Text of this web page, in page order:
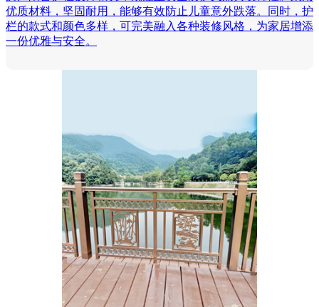
优质材料，坚固耐用，能够有效防止儿童意外跌落。同时，护
栏的款式和颜色多样，可完美融入各种装修风格，为家居增添
一份优雅与安全。